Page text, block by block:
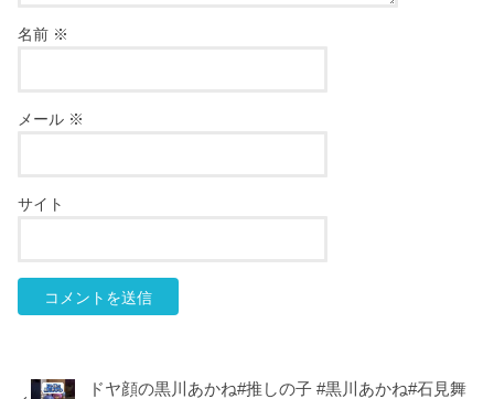
名前 ※
メール ※
サイト
ドヤ顔の黒川あかね#推しの子 #黒川あかね#石見舞